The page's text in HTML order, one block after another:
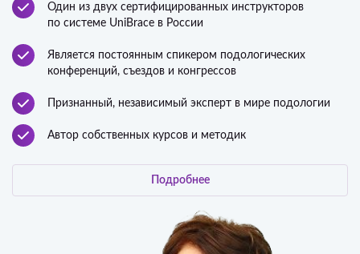
Один из двух сертифицированных инструкторов
по системе UniBrace в России
Является постоянным спикером подологических
конференций, съездов и конгрессов
Признанный, независимый эксперт в мире подологии
Автор собственных курсов и методик
Подробнее